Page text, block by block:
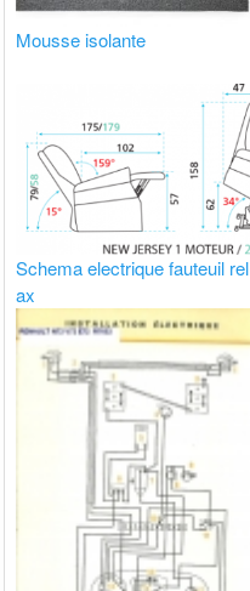
Mousse isolante
Schema electrique fauteuil rel
ax